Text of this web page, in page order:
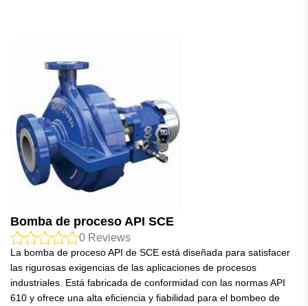
Bomba de proceso API SCE
0 Reviews
La bomba de proceso API de SCE está diseñada para satisfacer
las rigurosas exigencias de las aplicaciones de procesos
industriales. Está fabricada de conformidad con las normas API
610 y ofrece una alta eficiencia y fiabilidad para el bombeo de